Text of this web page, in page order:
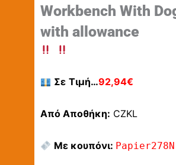
Workbench With
with allowance
Σε Τιμή…92,94€
Από Αποθήκη: CZKL
Με κουπόνι: Papier278N